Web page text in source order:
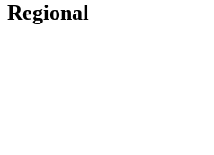
Regional